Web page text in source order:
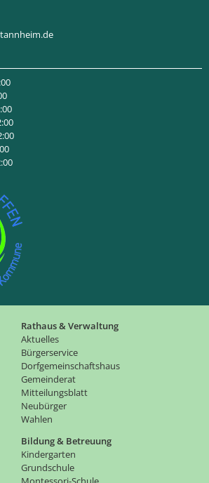
Rathaus & Verwaltung
Aktuelles
Bürgerservice
Dorfgemeinschaftshaus
Gemeinderat
Mitteilungsblatt
Neubürger
Wahlen
Bildung & Betreuung
Kindergarten
Grundschule